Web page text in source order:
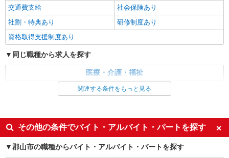
郡山市内｜郡山駅
詳細を見る
株式会社kotrio /●SD-H-1811723
≪郡山市≫16時帰宅もOK♪病院で補助だけの
まったり作業
時給1450円〜2062円 ＜日払い有/週払い有/交
キープ 詳細を見る
交通費支給
社会保険あり
社割・特典あり
研修制度あり
資格取得支援制度あり
同じ職種から求人を探す
医療・介護・福祉
看護師・保健師・看護助手・助産師
未経験歓迎
ミドル（40代～）活躍中
週2～3日勤務OK
深夜
交通費支給
社会保険あり
関連する条件をもっと見る
その他の条件でバイト・アルバイト・パートを探す
郡山市の職種からバイト・アルバイト・パートを探す